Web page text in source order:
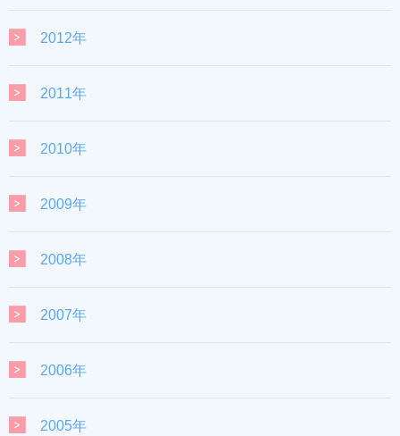
2012年
2011年
2010年
2009年
2008年
2007年
2006年
2005年